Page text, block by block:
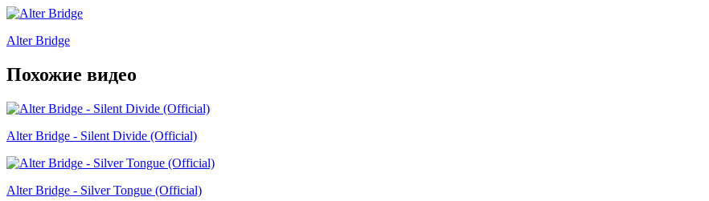
Alter Bridge
Похожие видео
Alter Bridge - Silent Divide (Official)
Alter Bridge - Silver Tongue (Official)